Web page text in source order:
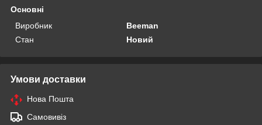
Основні
Виробник
Beeman
Стан
Новий
Умови доставки
Нова Пошта
Самовивіз